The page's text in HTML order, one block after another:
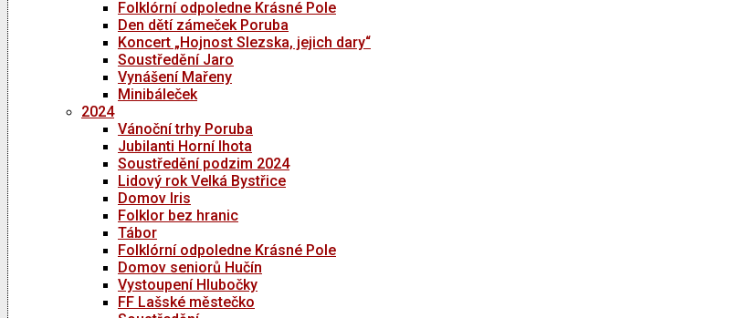
Folklórní odpoledne Krásné Pole
Den dětí zámeček Poruba
Koncert „Hojnost Slezska, jejich dary“
Soustředění Jaro
Vynášení Mařeny
Minibáleček
2024
Vánoční trhy Poruba
Jubilanti Horní lhota
Soustředění podzim 2024
Lidový rok Velká Bystřice
Domov Iris
Folklor bez hranic
Tábor
Folklórní odpoledne Krásné Pole
Domov seniorů Hučín
Vystoupení Hlubočky
FF Lašské městečko